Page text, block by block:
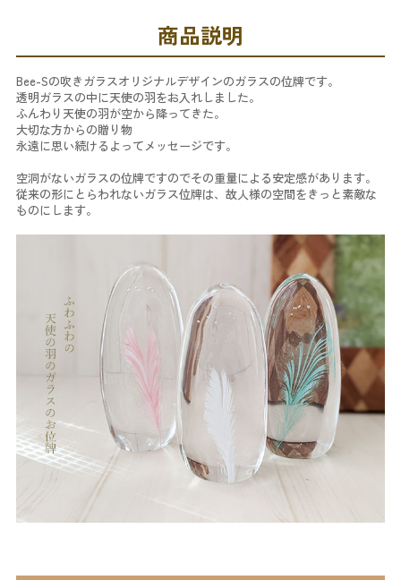
商品説明
Bee-Sの吹きガラスオリジナルデザインのガラスの位牌です。
透明ガラスの中に天使の羽をお入れしました。
ふんわり天使の羽が空から降ってきた。
大切な方からの贈り物
永遠に思い続けるよってメッセージです。
空洞がないガラスの位牌ですのでその重量による安定感があります。
従来の形にとらわれないガラス位牌は、故人様の空間をきっと素敵な
ものにします。